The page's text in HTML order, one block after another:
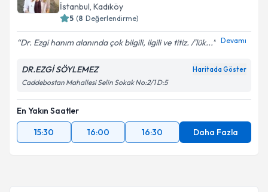
İstanbul, Kadıköy
5 (8 Değerlendirme)
Dr. Ezgi hanım alanında çok bilgili, ilgili ve titiz. /'lük... Devamı
DR.EZGİ SÖYLEMEZ Haritada Göster
Caddebostan Mahallesi Selin Sokak No:2/1 D:5
En Yakın Saatler
15:30
16:00 16:30 Daha Fazla